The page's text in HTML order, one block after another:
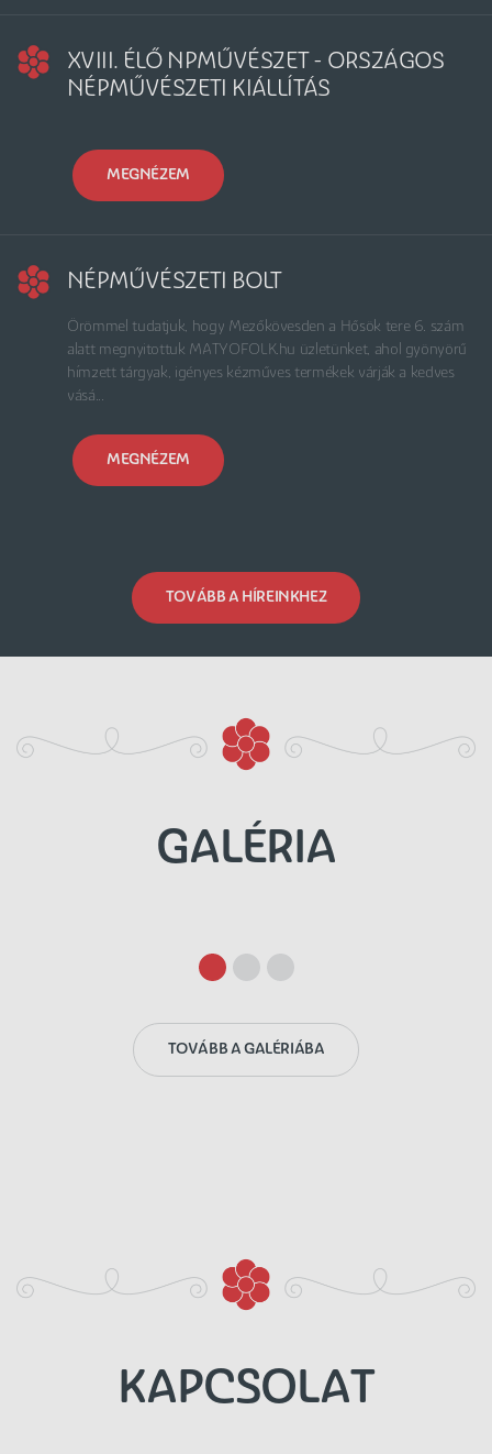
XVIII. ÉLŐ NPMŰVÉSZET - ORSZÁGOS
NÉPMŰVÉSZETI KIÁLLÍTÁS
MEGNÉZEM
NÉPMŰVÉSZETI BOLT
Örömmel tudatjuk, hogy Mezőkövesden a Hősök tere 6. szám
alatt megnyitottuk MATYOFOLK.hu üzletünket, ahol gyönyörű
hímzett tárgyak, igényes kézműves termékek várják a kedves
vásá...
MEGNÉZEM
TOVÁBB A HÍREINKHEZ
GALÉRIA
TOVÁBB A GALÉRIÁBA
KAPCSOLAT